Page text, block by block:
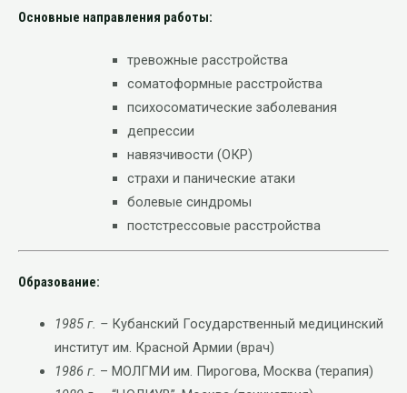
Основные направления работы:
тревожные расстройства
соматоформные расстройства
психосоматические заболевания
депрессии
навязчивости (ОКР)
страхи и панические атаки
болевые синдромы
постстрессовые расстройства
Образование:
1985 г. – Кубанский Государственный медицинский
институт им. Красной Армии (врач)
1986 г. – МОЛГМИ им. Пирогова, Москва (терапия)